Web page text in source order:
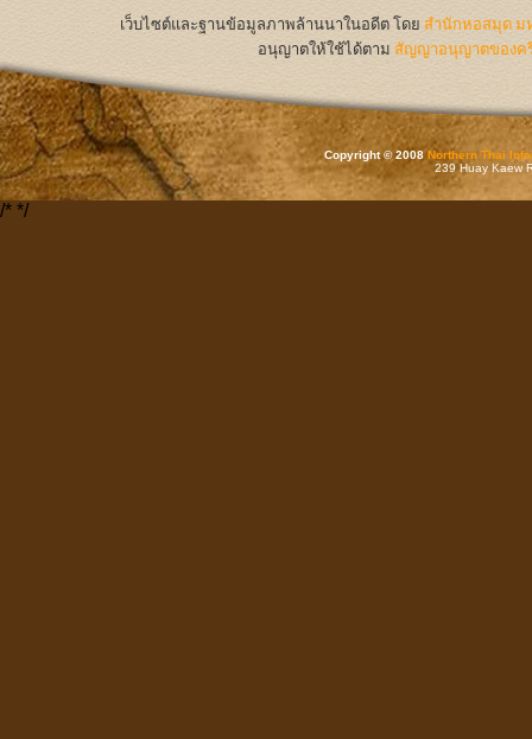
เว็บไซต์และฐานข้อมูลภาพล้านนาในอดีต โดย สำนักหอสมุด ม
อนุญาตให้ใช้ได้ตาม สัญญาอนุญาตของค
Copyright © 2008Northern Thai
239 Huay Kaew
/* */